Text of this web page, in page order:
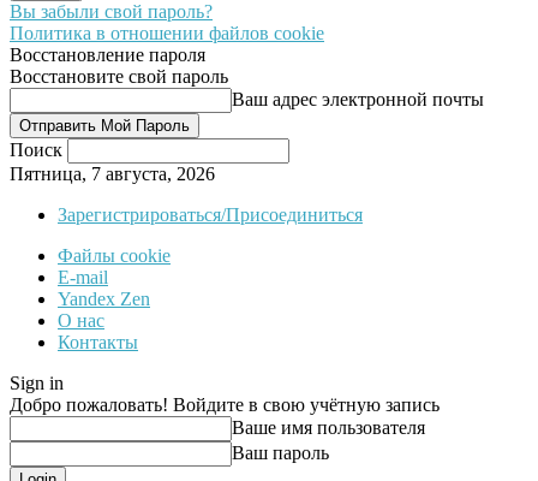
Вы забыли свой пароль?
Политика в отношении файлов cookie
Восстановление пароля
Восстановите свой пароль
Ваш адрес электронной почты
Поиск
Пятница, 7 августа, 2026
Зарегистрироваться/Присоединиться
Файлы cookie
E-mail
Yandex Zen
О нас
Контакты
Sign in
Добро пожаловать! Войдите в свою учётную запись
Ваше имя пользователя
Ваш пароль